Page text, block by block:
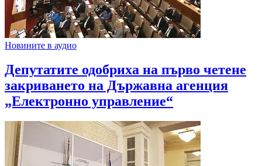
Новините в аудио
Депутатите одобриха на първо четене
закриването на Държавна агенция
„Електронно управление“